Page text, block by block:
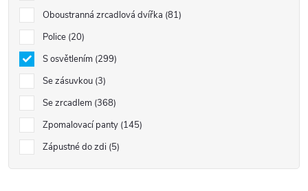
Oboustranná zrcadlová dvířka 81
Police 20
S osvětlením 299
Se zásuvkou 3
Se zrcadlem 368
Zpomalovací panty 145
Zápustné do zdi 5